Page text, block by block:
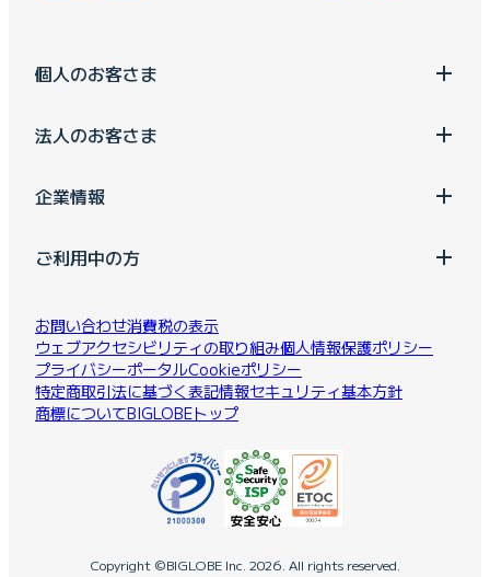
個人のお客さま
法人のお客さま
企業情報
ご利用中の方
お問い合わせ消費税の表示
ウェブアクセシビリティの取り組み個人情報保護ポリシー
プライバシーポータルCookieポリシー
特定商取引法に基づく表記情報セキュリティ基本方針
商標についてBIGLOBEトップ
Copyright ©BIGLOBE Inc. 2026. All rights reserved.